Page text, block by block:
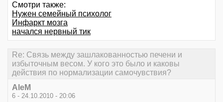
Смотри также:
Нужен семейный психолог
Инфаркт мозга
начался нервный тик
Re: Связь между зашлакованностью печени и
избыточным весом. У кого это было и каковы
действия по нормализации самочувствия?
AleM
6 - 24.10.2010 - 20:06